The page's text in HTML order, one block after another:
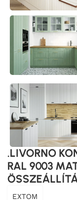
.LIVORNO
RAL 9003
EXTOM